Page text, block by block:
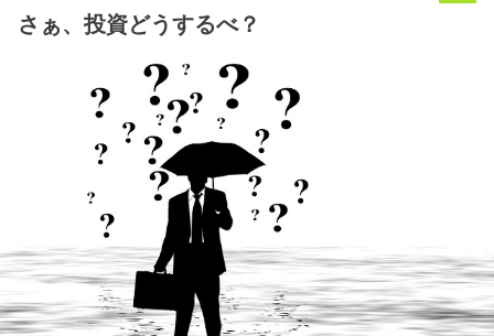
さぁ、投資どうするべ？